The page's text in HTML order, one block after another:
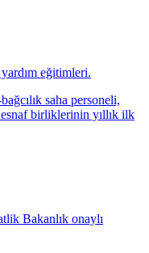
eğitimleri.
saha personeli,
birliklerinin yıllık ilk
Bakanlık onaylı